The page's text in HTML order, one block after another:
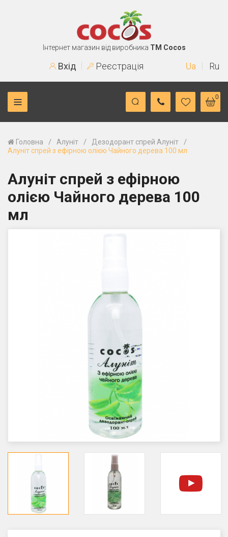
Інтернет магазин від виробника TM Cocos
Вхід Реєстрація Ua Ru
0
Головна / Алуніт / Дезодорант спрей Алуніт /
Алуніт спрей з ефірною олією Чайного дерева 100 мл
Алуніт спрей з ефірною
олією Чайного дерева 100
мл